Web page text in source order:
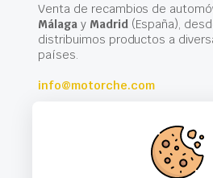
Venta de recambios de
Málagay Madrid(España),
distribuimos productos a
países.
info@motorche.com